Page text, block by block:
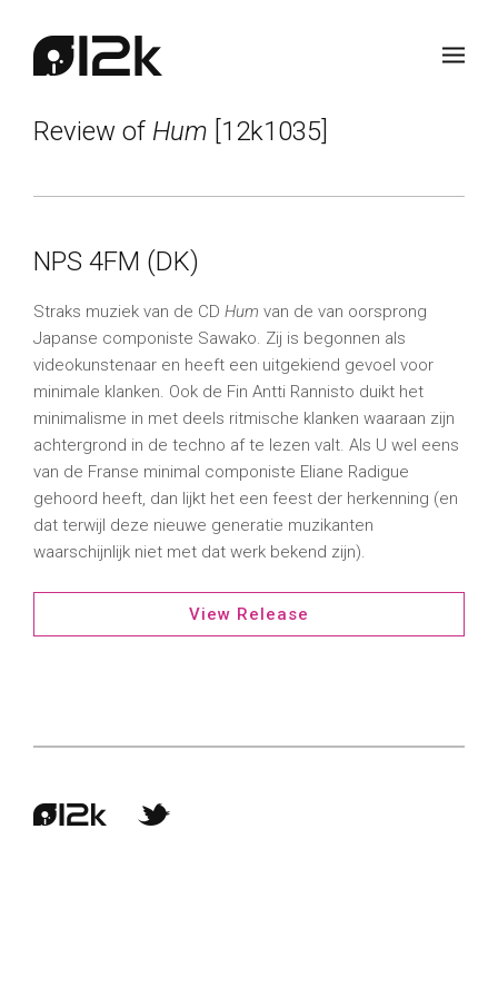
Review of Hum [12k1035]
NPS 4FM (DK)
Straks muziek van de CD Hum van de van oorsprong
Japanse componiste Sawako. Zij is begonnen als
videokunstenaar en heeft een uitgekiend gevoel voor
minimale klanken. Ook de Fin Antti Rannisto duikt het
minimalisme in met deels ritmische klanken waaraan zijn
achtergrond in de techno af te lezen valt. Als U wel eens
van de Franse minimal componiste Eliane Radigue
gehoord heeft, dan lijkt het een feest der herkenning (en
dat terwijl deze nieuwe generatie muzikanten
waarschijnlijk niet met dat werk bekend zijn).
View Release